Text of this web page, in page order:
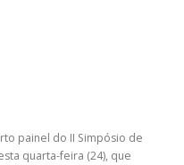
painel do II Simpósio de
quarta-feira (24), que